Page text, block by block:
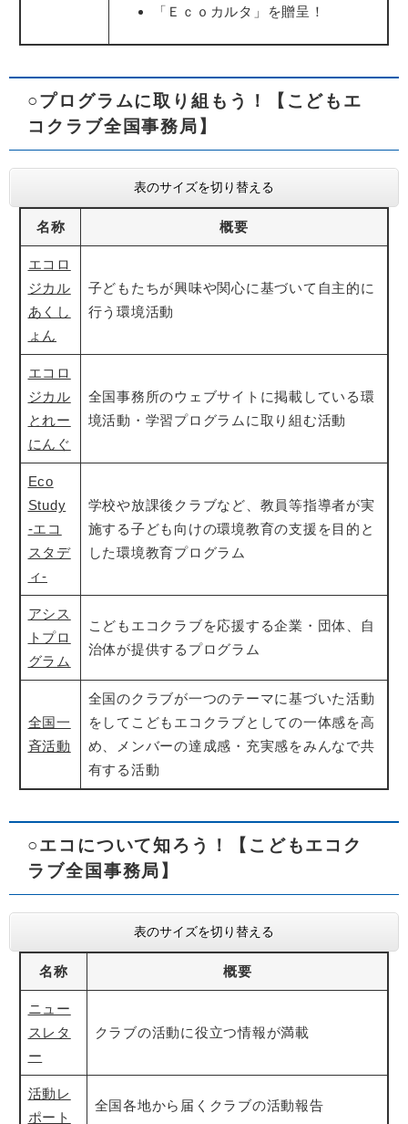
「Ｅｃｏカルタ」を贈呈！
○プログラムに取り組もう！【こどもエ
コクラブ全国事務局】
表のサイズを切り替える
名称 概要
エコロ
ジカル
あくし
ょん
子どもたちが興味や関心に基づいて自主的に
行う環境活動
エコロ
ジカル
とれー
にんぐ
全国事務所のウェブサイトに掲載している環
境活動・学習プログラムに取り組む活動
Eco
Study
-エコ
スタデ
ィ-
学校や放課後クラブなど、教員等指導者が実
施する子ども向けの環境教育の支援を目的と
した環境教育プログラム
アシス
トプロ
グラム
こどもエコクラブを応援する企業・団体、自
治体が提供するプログラム
全国一
斉活動
全国のクラブが一つのテーマに基づいた活動
をしてこどもエコクラブとしての一体感を高
め、メンバーの達成感・充実感をみんなで共
有する活動
○エコについて知ろう！【こどもエコク
ラブ全国事務局】
表のサイズを切り替える
名称 概要
ニュー
スレタ
ー
クラブの活動に役立つ情報が満載
活動レ
ポート
全国各地から届くクラブの活動報告